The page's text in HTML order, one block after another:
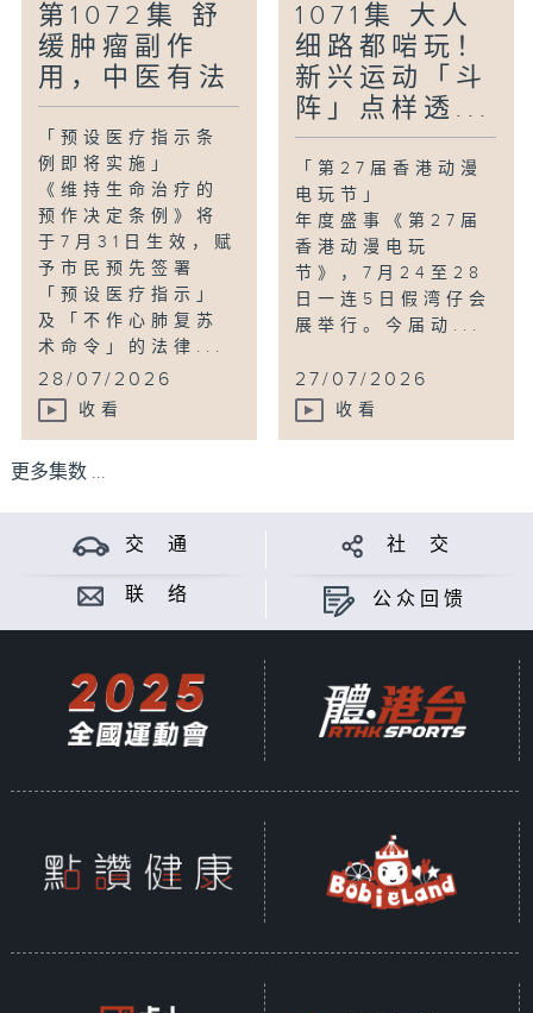
第1072集 舒
缓肿瘤副作
用，中医有法
「预设医疗指示条
例即将实施」
《维持生命治疗的
预作决定条例》将
于7月31日生效，赋
予市民预先签署
「预设医疗指示」
及「不作心肺复苏
术命令」的法律...
28/07/2026
收看
1071集 大人
细路都啱玩！
新兴运动「斗
阵」点样透...
「第27届香港动漫
电玩节」
年度盛事《第27届
香港动漫电玩
节》，7月24至28
日一连5日假湾仔会
展举行。今届动...
27/07/2026
收看
更多集数 ...
交 通 社 交
联 络 公众回馈